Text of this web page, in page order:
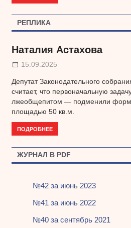
РЕПЛИКА
Наталия Астахова
15.09.2025
Депутат Законодательного
считает, что первоначальную
лжеобщепитом — подменили
площадью 50 кв.м.
ПОДРОБНЕЕ
ЖУРНАЛ В PDF
№42 за июнь 2023
№41 за июнь 2022
№40 за сентябрь 2021